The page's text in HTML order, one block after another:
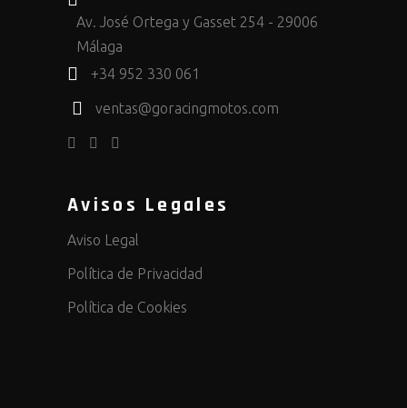
Av. José Ortega y Gasset 254 - 29006
Málaga
+34 952 330 061
ventas@goracingmotos.com
Avisos Legales
Aviso Legal
Política de Privacidad
Política de Cookies